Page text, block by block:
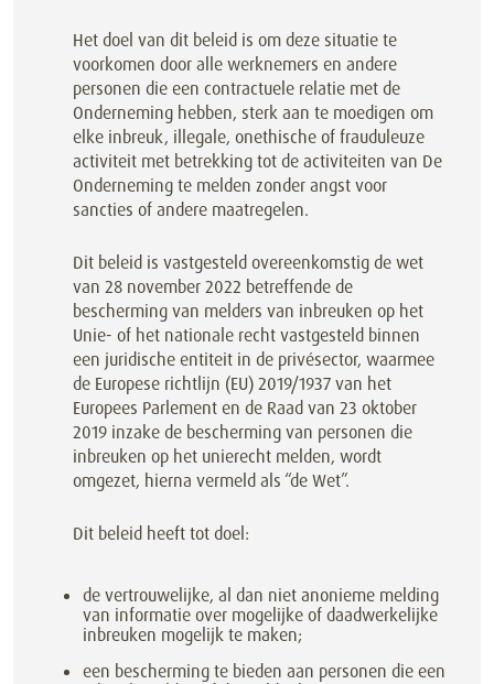
Het doel van dit beleid is om deze situatie te
voorkomen door alle werknemers en andere
personen die een contractuele relatie met de
Onderneming hebben, sterk aan te moedigen om
elke inbreuk, illegale, onethische of frauduleuze
activiteit met betrekking tot de activiteiten van De
Onderneming te melden zonder angst voor
sancties of andere maatregelen.
Dit beleid is vastgesteld overeenkomstig de wet
van 28 november 2022 betreffende de
bescherming van melders van inbreuken op het
Unie- of het nationale recht vastgesteld binnen
een juridische entiteit in de privésector, waarmee
de Europese richtlijn (EU) 2019/1937 van het
Europees Parlement en de Raad van 23 oktober
2019 inzake de bescherming van personen die
inbreuken op het unierecht melden, wordt
omgezet, hierna vermeld als “de Wet”.
Dit beleid heeft tot doel:
de vertrouwelijke, al dan niet anonieme melding
van informatie over mogelijke of daadwerkelijke
inbreuken mogelijk te maken;
een bescherming te bieden aan personen die een